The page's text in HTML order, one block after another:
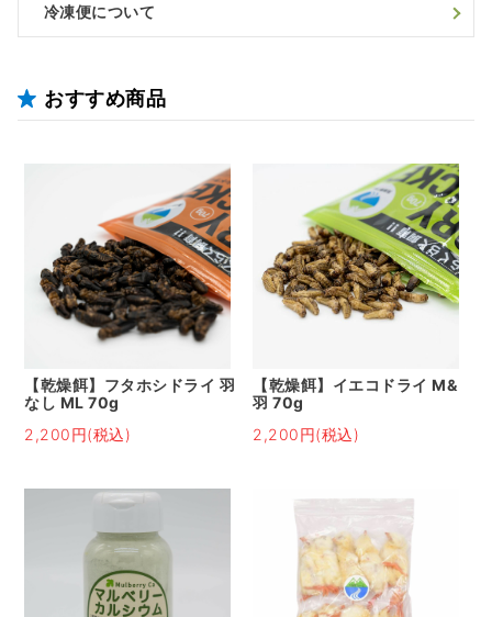
冷凍便について
おすすめ商品
【乾燥餌】フタホシドライ 羽
なし ML 70g
2,200円(税込)
【乾燥餌】イエコドライ M&
羽 70g
2,200円(税込)